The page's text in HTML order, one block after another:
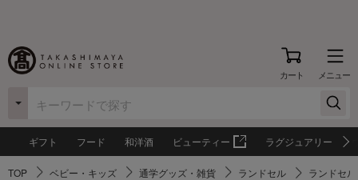
カート メニュー
ギフト フード 和洋酒 ビューティー ラグジュアリー
TOP ベビー・キッズ 通学グッズ・雑貨 ランドセル ランドセ